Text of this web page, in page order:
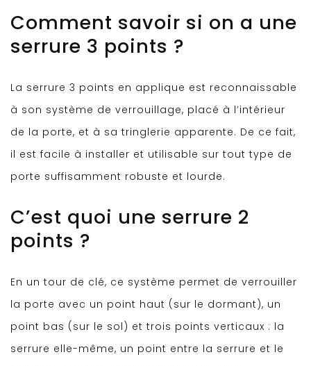
Comment savoir si on a une
serrure 3 points ?
La serrure 3 points en applique est reconnaissable
à son système de verrouillage, placé à l’intérieur
de la porte, et à sa tringlerie apparente. De ce fait,
il est facile à installer et utilisable sur tout type de
porte suffisamment robuste et lourde.
C’est quoi une serrure 2
points ?
En un tour de clé, ce système permet de verrouiller
la porte avec un point haut (sur le dormant), un
point bas (sur le sol) et trois points verticaux : la
serrure elle-même, un point entre la serrure et le